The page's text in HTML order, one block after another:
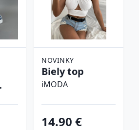
NOVINKY
Biely top
iMODA
14.90 €